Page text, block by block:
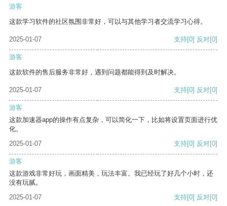
游客
这款学习软件的社区氛围非常好，可以与其他学习者交流学习心得。
2025-01-07 支持[0] 反对[0]
游客
这款软件的售后服务非常好，遇到问题都能得到及时解决。
2025-01-07 支持[0] 反对[0]
游客
这款加速器app的操作有点复杂，可以简化一下，比如将设置页面进行优
化。
2025-01-07
支持[0] 反对[0]
游客
这款游戏非常好玩，画面精美，玩法丰富。我已经玩了好几个小时，还
没有玩腻。
2025-01-07
支持[0] 反对[0]